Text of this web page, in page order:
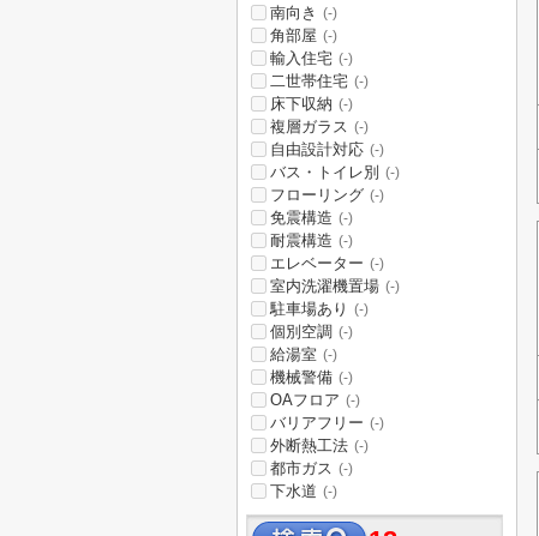
南向き (-)
角部屋 (-)
輸入住宅 (-)
二世帯住宅 (-)
床下収納 (-)
複層ガラス (-)
自由設計対応 (-)
バス・トイレ別 (-)
フローリング (-)
免震構造 (-)
耐震構造 (-)
エレベーター (-)
室内洗濯機置場 (-)
駐車場あり (-)
個別空調 (-)
給湯室 (-)
機械警備 (-)
OAフロア (-)
バリアフリー (-)
外断熱工法 (-)
都市ガス (-)
下水道 (-)